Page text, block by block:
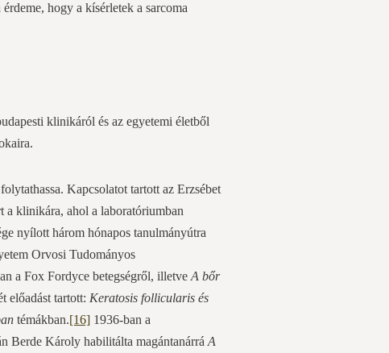
hogy a kísérletek a sarcoma
klinikáról és az egyetemi életből
Kapcsolatot tartott az Erzsébet
a klinikára, ahol a laboratóriumban
nyílott három hónapos tanulmányútra
Orvosi Tudományos
a Fox Fordyce betegségről, illetveA bőr
előadást tartott: Keratosis follicularis és
témákban.[16] 1936-ban a
Berde Károly habilitálta magántanárráA